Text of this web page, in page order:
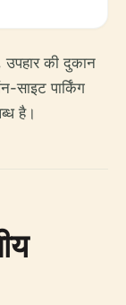
की दुकान
साइट पार्किंग
है।